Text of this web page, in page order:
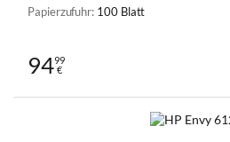
Papierzufuhr: 100 Blatt
9499
€